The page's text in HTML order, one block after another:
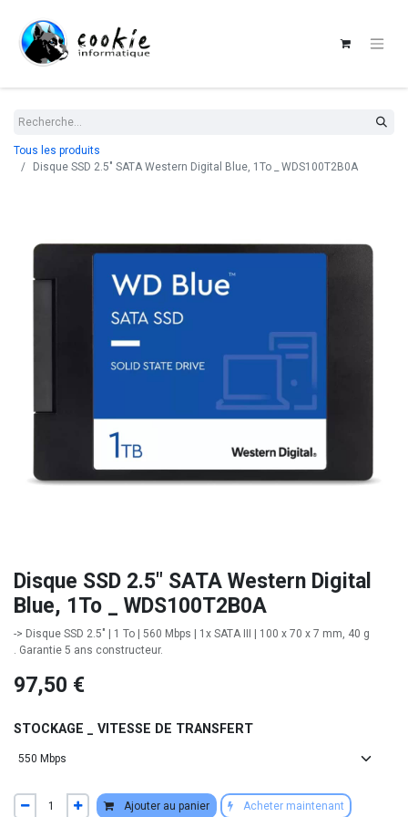
Tous les produits
Disque SSD 2.5" SATA Western Digital Blue, 1To _ WDS100T2B0A
Disque SSD 2.5" SATA Western Digital
Blue, 1To _ WDS100T2B0A
-> Disque SSD 2.5" | 1 To | 560 Mbps | 1x SATA III | 100 x 70 x 7 mm, 40 g
. Garantie 5 ans constructeur.
97,50 €
STOCKAGE _ VITESSE DE TRANSFERT
Ajouter au panier Acheter maintenant